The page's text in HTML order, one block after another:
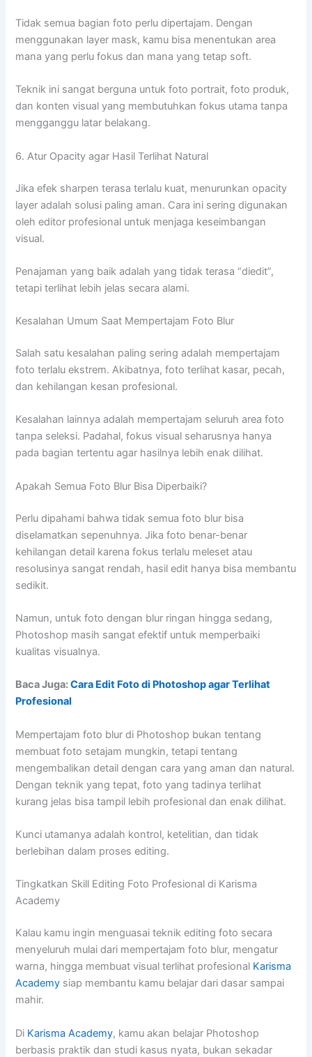
Tidak semua bagian foto perlu dipertajam. Dengan
menggunakan layer mask, kamu bisa menentukan area
mana yang perlu fokus dan mana yang tetap soft.
Teknik ini sangat berguna untuk foto portrait, foto produk,
dan konten visual yang membutuhkan fokus utama tanpa
mengganggu latar belakang.
6. Atur Opacity agar Hasil Terlihat Natural
Jika efek sharpen terasa terlalu kuat, menurunkan opacity
layer adalah solusi paling aman. Cara ini sering digunakan
oleh editor profesional untuk menjaga keseimbangan
visual.
Penajaman yang baik adalah yang tidak terasa “diedit”,
tetapi terlihat lebih jelas secara alami.
Kesalahan Umum Saat Mempertajam Foto Blur
Salah satu kesalahan paling sering adalah mempertajam
foto terlalu ekstrem. Akibatnya, foto terlihat kasar, pecah,
dan kehilangan kesan profesional.
Kesalahan lainnya adalah mempertajam seluruh area foto
tanpa seleksi. Padahal, fokus visual seharusnya hanya
pada bagian tertentu agar hasilnya lebih enak dilihat.
Apakah Semua Foto Blur Bisa Diperbaiki?
Perlu dipahami bahwa tidak semua foto blur bisa
diselamatkan sepenuhnya. Jika foto benar-benar
kehilangan detail karena fokus terlalu meleset atau
resolusinya sangat rendah, hasil edit hanya bisa membantu
sedikit.
Namun, untuk foto dengan blur ringan hingga sedang,
Photoshop masih sangat efektif untuk memperbaiki
kualitas visualnya.
Baca Juga:Cara Edit Foto di Photoshop agar Terlihat
Profesional
Mempertajam foto blur di Photoshop bukan tentang
membuat foto setajam mungkin, tetapi tentang
mengembalikan detail dengan cara yang aman dan natural.
Dengan teknik yang tepat, foto yang tadinya terlihat
kurang jelas bisa tampil lebih profesional dan enak dilihat.
Kunci utamanya adalah kontrol, ketelitian, dan tidak
berlebihan dalam proses editing.
Tingkatkan Skill Editing Foto Profesional di Karisma
Academy
Kalau kamu ingin menguasai teknik editing foto secara
menyeluruh mulai dari mempertajam foto blur, mengatur
warna, hingga membuat visual terlihat profesional Karisma
Academy siap membantu kamu belajar dari dasar sampai
mahir.
Di Karisma Academy, kamu akan belajar Photoshop
berbasis praktik dan studi kasus nyata, bukan sekadar